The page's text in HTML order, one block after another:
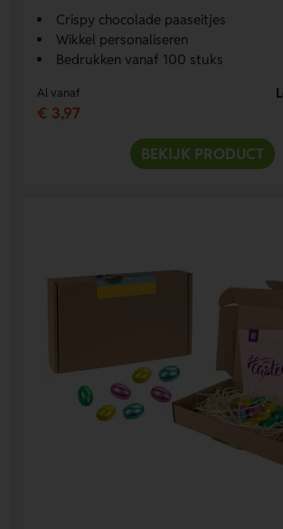
Crispy chocolade paaseitjes
Wikkel personaliseren
Bedrukken vanaf 100 stuks
Al vanaf
€ 3,97
BEKIJK PRODUCT